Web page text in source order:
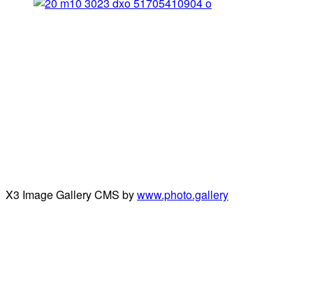
X3 Image Gallery CMS bywww.photo.gallery